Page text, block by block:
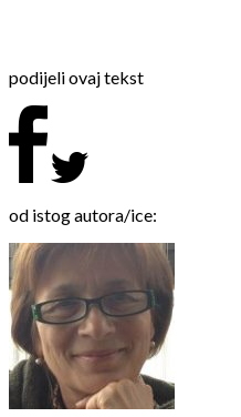
podijeli ovaj tekst
od istog autora/ice: